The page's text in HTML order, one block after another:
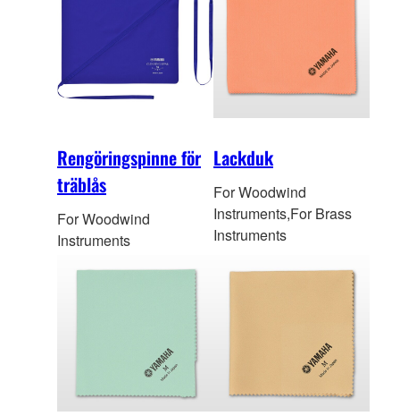
Rengöringspinne för
träblås
For Woodwind
Instruments
Lackduk
For Woodwind
Instruments,For Brass
Instruments